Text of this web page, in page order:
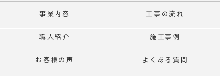
事業内容 工事の流れ
職人紹介 施工事例
お客様の声 よくある質問